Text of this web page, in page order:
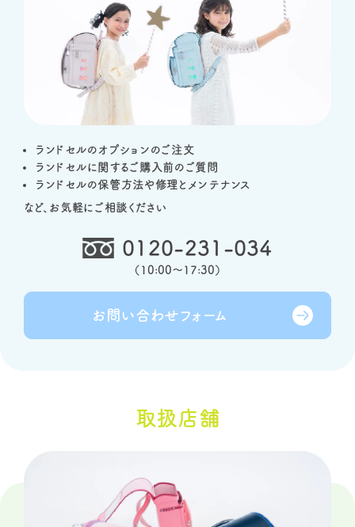
ランドセルのオプションのご注文
ランドセルに関するご購入前のご質問
ランドセルの保管方法や修理とメンテナンス
など、お気軽にご相談ください
0120-231-034
（ 10:00～17:30 ）
お問い合わせ フォーム
取扱店舗